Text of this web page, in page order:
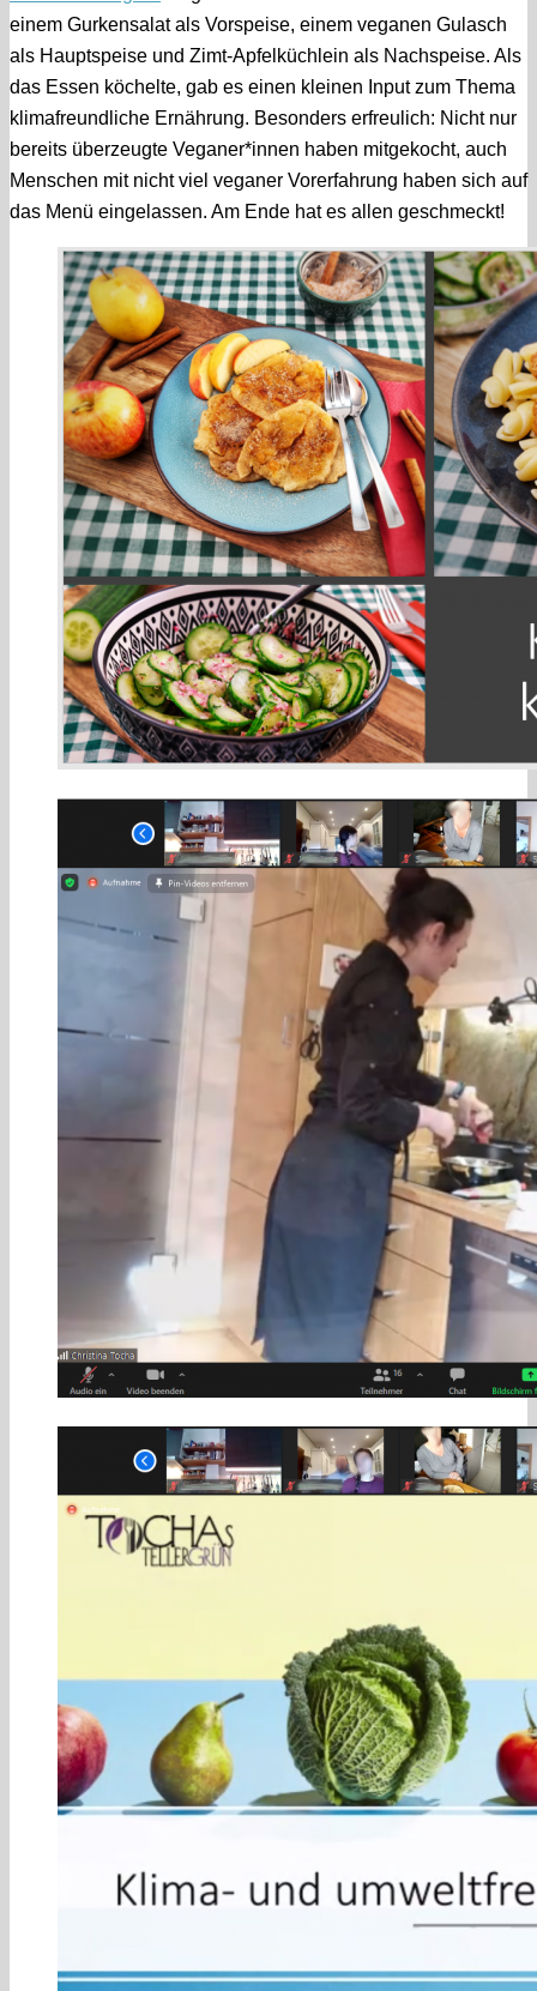
einem Gurkensalat als Vorspeise, einem veganen Gulasch
als Hauptspeise und Zimt-Apfelküchlein als Nachspeise. Als
das Essen köchelte, gab es einen kleinen Input zum Thema
klimafreundliche Ernährung. Besonders erfreulich: Nicht nur
bereits überzeugte Veganer*innen haben mitgekocht, auch
Menschen mit nicht viel veganer Vorerfahrung haben sich auf
das Menü eingelassen. Am Ende hat es allen geschmeckt!